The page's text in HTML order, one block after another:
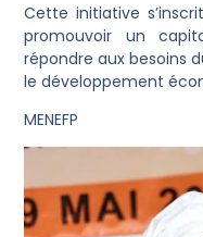
Cette initiative
promouvoir un
répondre aux besoins
le développement
MENEFP